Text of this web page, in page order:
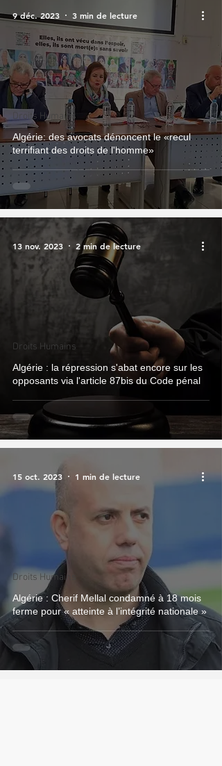
Algérie: des avocats dénoncent le «recul
terrifiant des droits de l'homme»
Droits Humains
9 déc. 2023 3 min de lecture
Algérie : la répression s'abat encore sur les
opposants via l'article 87bis du Code pénal
Droits Humains
13 nov. 2023 2 min de lecture
Algérie : Cherif Mellal condamné à 18 mois
ferme pour « atteinte à l’intégrité nationale »
Droits Humains
15 oct. 2023 1 min de lecture